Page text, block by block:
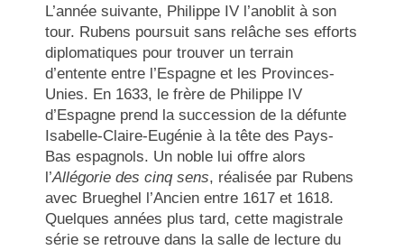
L’année suivante, Philippe IV l’anoblit à son
tour. Rubens poursuit sans relâche ses efforts
diplomatiques pour trouver un terrain
d’entente entre l’Espagne et les Provinces-
Unies. En 1633, le frère de Philippe IV
d’Espagne prend la succession de la défunte
Isabelle-Claire-Eugénie à la tête des Pays-
Bas espagnols. Un noble lui offre alors
l’Allégorie des cinq sens, réalisée par Rubens
avec Brueghel l’Ancien entre 1617 et 1618.
Quelques années plus tard, cette magistrale
série se retrouve dans la salle de lecture du